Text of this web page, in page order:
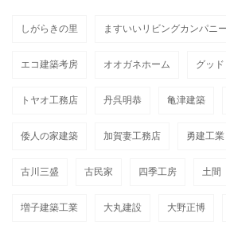
しがらきの里 ますいいリビングカンパニー
エコ建築考房 オオガネホーム グッ
トヤオ工務店 丹呉明恭 亀津建築
倭人の家建築 加賀妻工務店 勇建工業
古川三盛 古民家 四季工房 土間
増子建築工業 大丸建設 大野正博